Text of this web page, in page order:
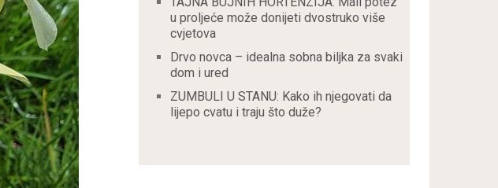
u proljeće može donijeti dvostruko više
cvjetova
Drvo novca – idealna sobna biljka za svaki
dom i ured
ZUMBULI U STANU: Kako ih njegovati da
lijepo cvatu i traju što duže?